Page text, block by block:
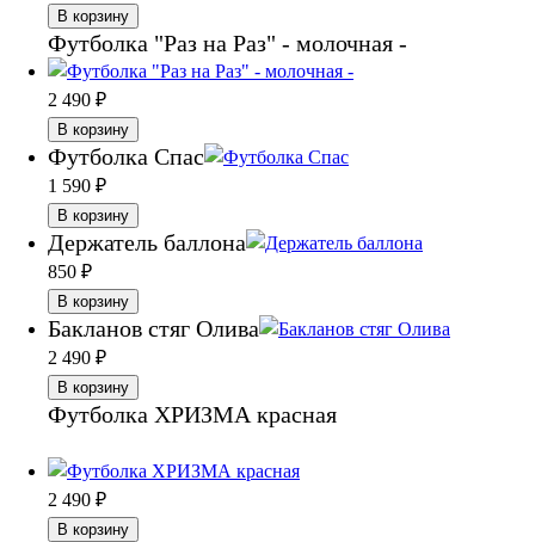
В корзину
Футболка "Раз на Раз" - молочная -
2 490 ₽
В корзину
Футболка Спас
1 590 ₽
В корзину
Держатель баллона
850 ₽
В корзину
Бакланов стяг Олива
2 490 ₽
В корзину
Футболка ХРИЗМА красная
2 490 ₽
В корзину